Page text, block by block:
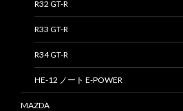
R32 GT-R
R33 GT-R
R34 GT-R
HE-12 ノート E-POWER
MAZDA